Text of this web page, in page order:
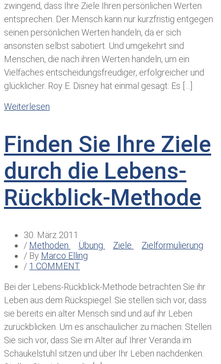
zwingend, dass Ihre Ziele Ihren persönlichen Wer ten
entsprechen. Der Mensch kann nur kurzfristig entgegen
seinen persönlichen Werten handeln, da er sich
ansonsten selbst sabotiert. Und umgekehrt sind
Menschen, die nach ihren Werten handeln, um ein
Vielfaches entscheidungsfreudiger, erfolgreicher und
glücklicher. Roy E. Disney hat einmal gesagt: Es […]
Weiterlesen
Finden Sie Ihre Ziele
durch die Lebens-
Rückblick-Methode
30. März 2011
/ Methoden Übung Ziele
Zielformulierung
/ By Marco Elling
/ 1 COMMENT
Bei der Lebens-Rückblick-Methode betrachten Sie ihr
Leben aus dem Rückspiegel. Sie stellen sich vor, dass
sie bereits ein alter Mensch sind und auf ihr Leben
zurückblicken. Um es anschaulicher zu machen: Stellen
Sie sich vor, dass Sie im Alter auf Ihrer Veranda im
Schaukelstuhl sitzen und über Ihr Leben nachdenken.